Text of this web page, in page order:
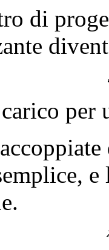
di
per